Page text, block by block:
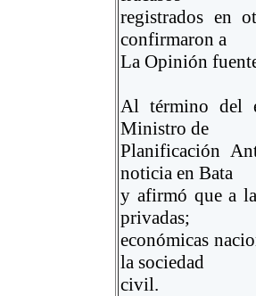
registrados en
confirmaron a
La Opinión
Al término del
Ministro de
Planificación
noticia en Bata
y afirmó que a
privadas;
económicas
la sociedad
civil.